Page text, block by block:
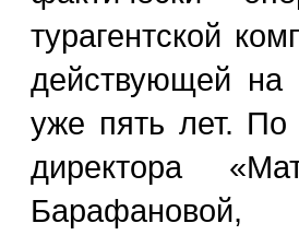
турагентской
действующей на
уже пять лет. По
директора